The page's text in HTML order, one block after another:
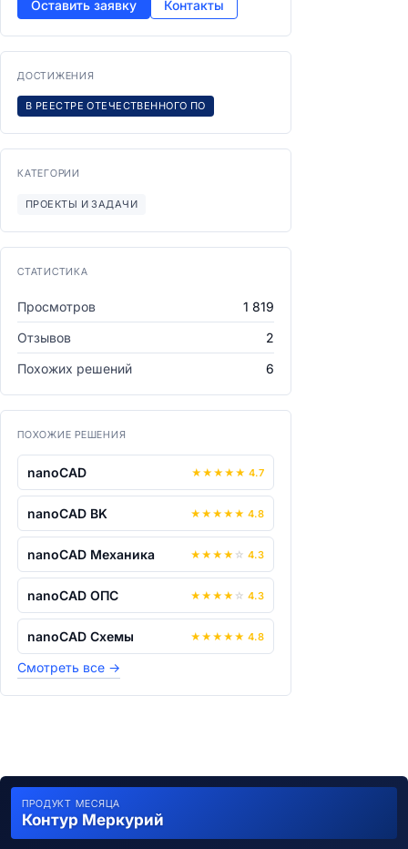
Оставить заявку Контакты
ДОСТИЖЕНИЯ
В РЕЕСТРЕ ОТЕЧЕСТВЕННОГО ПО
КАТЕГОРИИ
ПРОЕКТЫ И ЗАДАЧИ
СТАТИСТИКА
Просмотров
1 819
Отзывов
2
Похожих решений
6
ПОХОЖИЕ РЕШЕНИЯ
nanoCAD ★ ★ ★ ★ ★ 4.7
nanoCAD BK ★ ★ ★ ★ ★ 4.8
nanoCAD Механика ★ ★ ★ ★ ☆ 4.3
nanoCAD ОПС ★ ★ ★ ★ ☆ 4.3
nanoCAD Схемы ★ ★ ★ ★ ★ 4.8
Смотреть все →
ПРОДУКТ МЕСЯЦА
Контур Меркурий